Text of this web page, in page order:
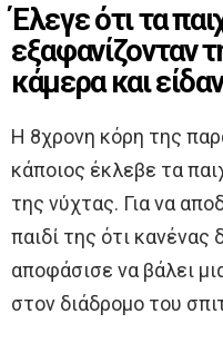
Έλεγε ότι τα
εξαφανίζονταν
κάμερα και
Η 8χρονη κόρη της
κάποιος έκλεβε τα
της νύχτας. Για να
παιδί της ότι κανένας
αποφάσισε να βάλει
στον διάδρομο του